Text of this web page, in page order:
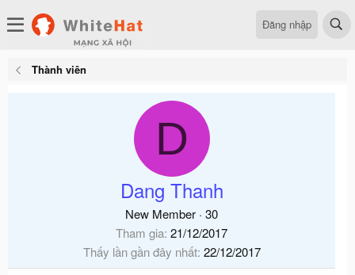
Đăng nhập
Thành viên
D
Dang Thanh
New Member · 30
Tham gia 21/12/2017
Thấy lần gần đây nhất 22/12/2017